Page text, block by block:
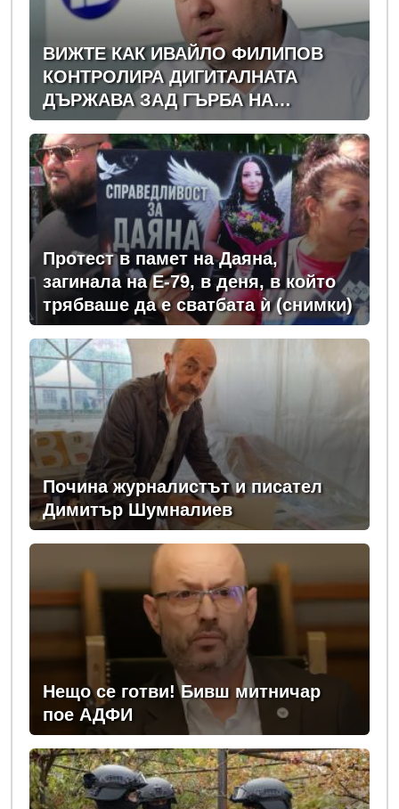
ВИЖТЕ КАК ИВАЙЛО ФИЛИПОВ
КОНТРОЛИРА ДИГИТАЛНАТА
ДЪРЖАВА ЗАД ГЪРБА НА
ПРАВИТЕЛСТВОТО?
(РАЗСЛЕДВАНЕ)
Протест в памет на Даяна,
загинала на Е-79, в деня, в който
трябваше да е сватбата ѝ (снимки)
Почина журналистът и писател
Димитър Шумналиев
Нещо се готви! Бивш митничар
пое АДФИ